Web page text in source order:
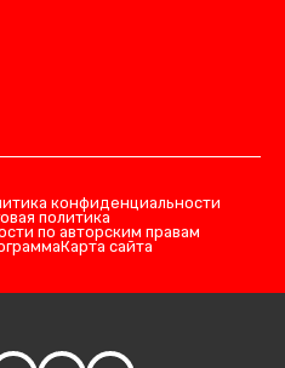
конфиденциальности
политика
по авторским правам
Карта сайта